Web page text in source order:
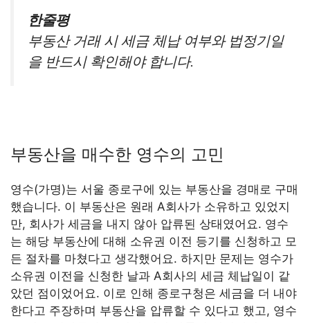
한줄평
부동산 거래 시 세금 체납 여부와 법정기일
을 반드시 확인해야 합니다.
부동산을 매수한 영수의 고민
영수(가명)는 서울 종로구에 있는 부동산을 경매로 구매
했습니다. 이 부동산은 원래 A회사가 소유하고 있었지
만, 회사가 세금을 내지 않아 압류된 상태였어요. 영수
는 해당 부동산에 대해 소유권 이전 등기를 신청하고 모
든 절차를 마쳤다고 생각했어요. 하지만 문제는 영수가
소유권 이전을 신청한 날과 A회사의 세금 체납일이 같
았던 점이었어요. 이로 인해 종로구청은 세금을 더 내야
한다고 주장하며 부동산을 압류할 수 있다고 했고, 영수